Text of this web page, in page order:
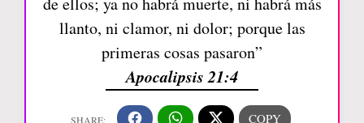
llanto, ni clamor, ni dolor; porque las
primeras cosas pasaron”
Apocalipsis 21:4